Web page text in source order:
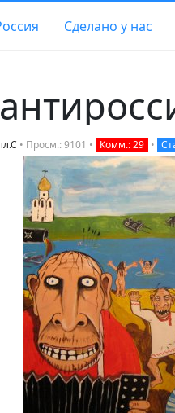
Сделано у нас
• Просм.: 9101 • Комм.: 29 •